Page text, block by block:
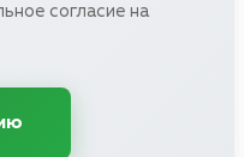
согласие на